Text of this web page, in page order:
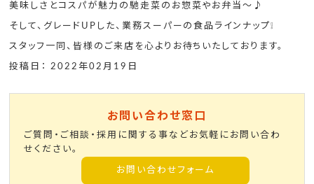
美味しさとコスパが魅力の馳走菜のお惣菜やお弁当～♪
そして、グレードUPした、業務スーパーの食品ラインナップ❕
スタッフ一同、皆様のご来店を心よりお待ちいたしております。
投稿日： 2022年02月19日
お問い合わせ窓口
ご質問・ご相談・採用に関する事などお気軽にお問い合わ
せください。
お問い合わせフォーム